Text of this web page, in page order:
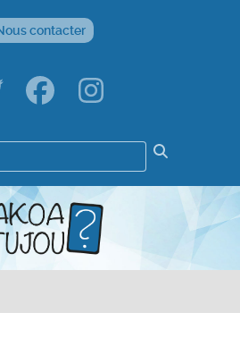
contacter
Résultats
de
votre
recherche
: